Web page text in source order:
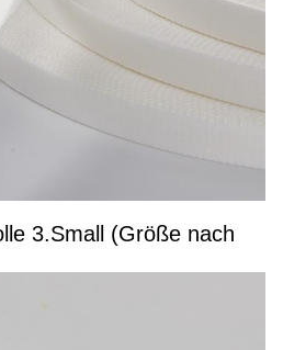
3.Small (Größe nach